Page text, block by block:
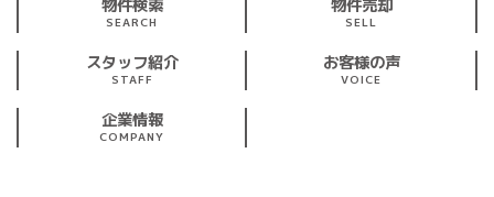
物件検索
SEARCH
物件売却
SELL
スタッフ紹介
STAFF
お客様の声
VOICE
企業情報
COMPANY